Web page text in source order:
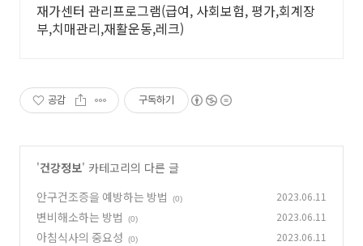
재가센터 관리프로그램(급여, 사회보험, 평가,회계장
부,치매관리,재활운동,레크)
공감 구독하기
'건강정보' 카테고리의 다른 글
안구건조증을 예방하는 방법
(0) 2023.06.11
변비해소하는 방법 (0) 2023.06.11
아침식사의 중요성 (0) 2023.06.11